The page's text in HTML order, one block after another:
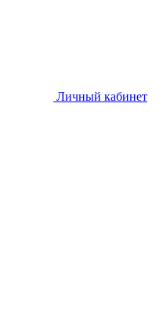
Личный кабинет